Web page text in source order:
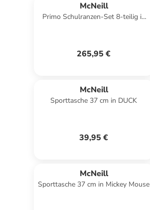
McNeill
Primo Schulranzen-Set 8-teilig in
265,95 €
McNeill
Sporttasche 37 cm in DUCK
39,95 €
McNeill
Sporttasche 37 cm in Mickey Mouse